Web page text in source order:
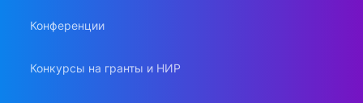
Конференции
Конкурсы на гранты и НИР